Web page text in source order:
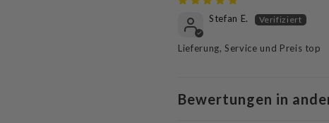
Stefan E.
Lieferung, Service und Preis top
Bewertungen in